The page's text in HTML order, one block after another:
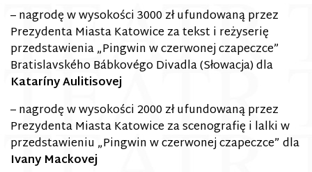
– nagrodę w wysokości 3000 zł ufundowaną przez
Prezydenta Miasta Katowice za tekst i reżyserię
przedstawienia „Pingwin w czerwonej czapeczce”
Bratislavského Bábkovégo Divadla (Słowacja) dla
Kataríny Aulitisovej
– nagrodę w wysokości 2000 zł ufundowaną przez
Prezydenta Miasta Katowice za scenografię i lalki w
przedstawieniu „Pingwin w czerwonej czapeczce” dla
Ivany Mackovej